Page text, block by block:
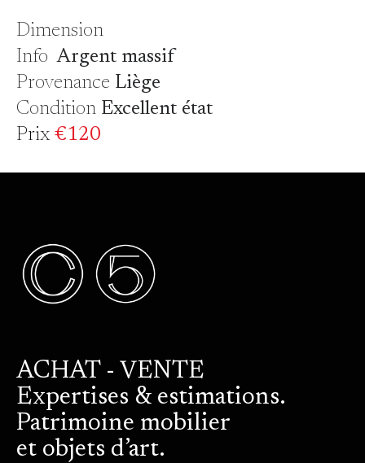
Dimension
Info Argent massif
Provenance Liège
Condition Excellent état
Prix€120
ACHAT - VENTE
Expertises & estimations.
Patrimoine mobilier
et objets d’art.